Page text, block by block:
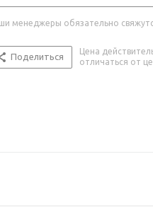
менеджеры обязательно
Поделиться
Цена
отличаться от